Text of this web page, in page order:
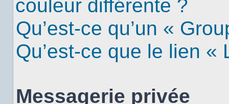
couleur différente ?
Qu’est-ce qu’un «
Qu’est-ce que le lien «
Messagerie privée